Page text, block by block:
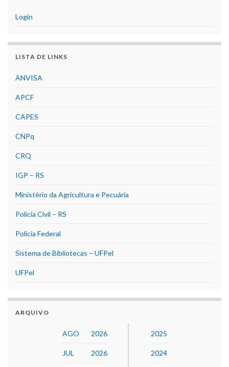
Login
LISTA DE LINKS
ANVISA
APCF
CAPES
CNPq
CRQ
IGP – RS
Ministério da Agricultura e Pecuária
Polícia Civil – RS
Polícia Federal
Sistema de Bibliotecas – UFPel
UFPel
ARQUIVO
AGO 2026
JUL 2026
2025
2024